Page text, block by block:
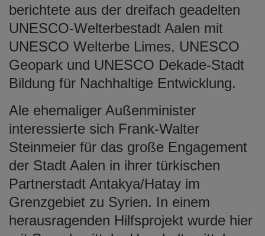
berichtete aus der dreifach geadelten
UNESCO-Welterbestadt Aalen mit
UNESCO Welterbe Limes, UNESCO
Geopark und UNESCO Dekade-Stadt
Bildung für Nachhaltige Entwicklung.
Ale ehemaliger Außenminister
interessierte sich Frank-Walter
Steinmeier für das große Engagement
der Stadt Aalen in ihrer türkischen
Partnerstadt Antakya/Hatay im
Grenzgebiet zu Syrien. In einem
herausragenden Hilfsprojekt wurde hier